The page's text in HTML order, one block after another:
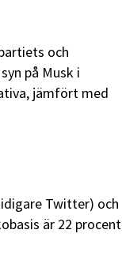
och
på Musk i
jämfört med
Twitter) och
är 22 procent